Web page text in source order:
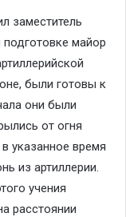
заместитель
майор
были готовы к
они были
от огня
указанное время
из артиллерии.
учения
расстоянии